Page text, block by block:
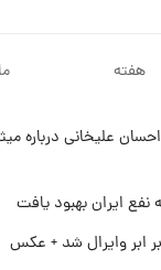
شد+فیلم
۱ روز پیش
۱ روز پیش
هفته
علیخانی درباره
نفع ایران بهبود یافت
ابر وایرال شد + عکس